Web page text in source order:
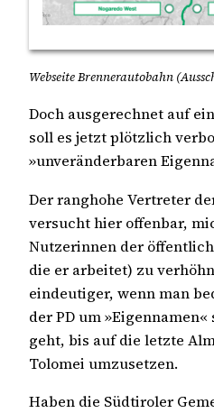
Webseite Brennerautobahn
Doch ausgerechnet auf
soll es jetzt plötzlich
»unveränderbaren
Der ranghohe Vertreter
versucht hier offenbar,
Nutzerinnen der
die er arbeitet) zu
eindeutiger, wenn man
der PD um
geht, bis auf die letzte
Tolomei umzusetzen.
Haben die Südtiroler